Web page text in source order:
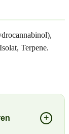
Terpene.
+